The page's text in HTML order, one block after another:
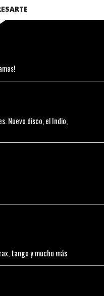
Nuevo disco, el Indio,
tango y mucho más